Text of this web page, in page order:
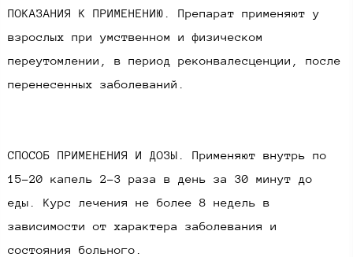
ПОКАЗАНИЯ К ПРИМЕНЕНИЮ. Препарат применяют у
взрослых при умственном и физическом
переутомлении, в период реконвалесценции, после
перенесенных заболеваний.
СПОСОБ ПРИМЕНЕНИЯ И ДОЗЫ. Применяют внутрь по
15-20 капель 2-3 раза в день за 30 минут до
еды. Курс лечения не более 8 недель в
зависимости от характера заболевания и
состояния больного.